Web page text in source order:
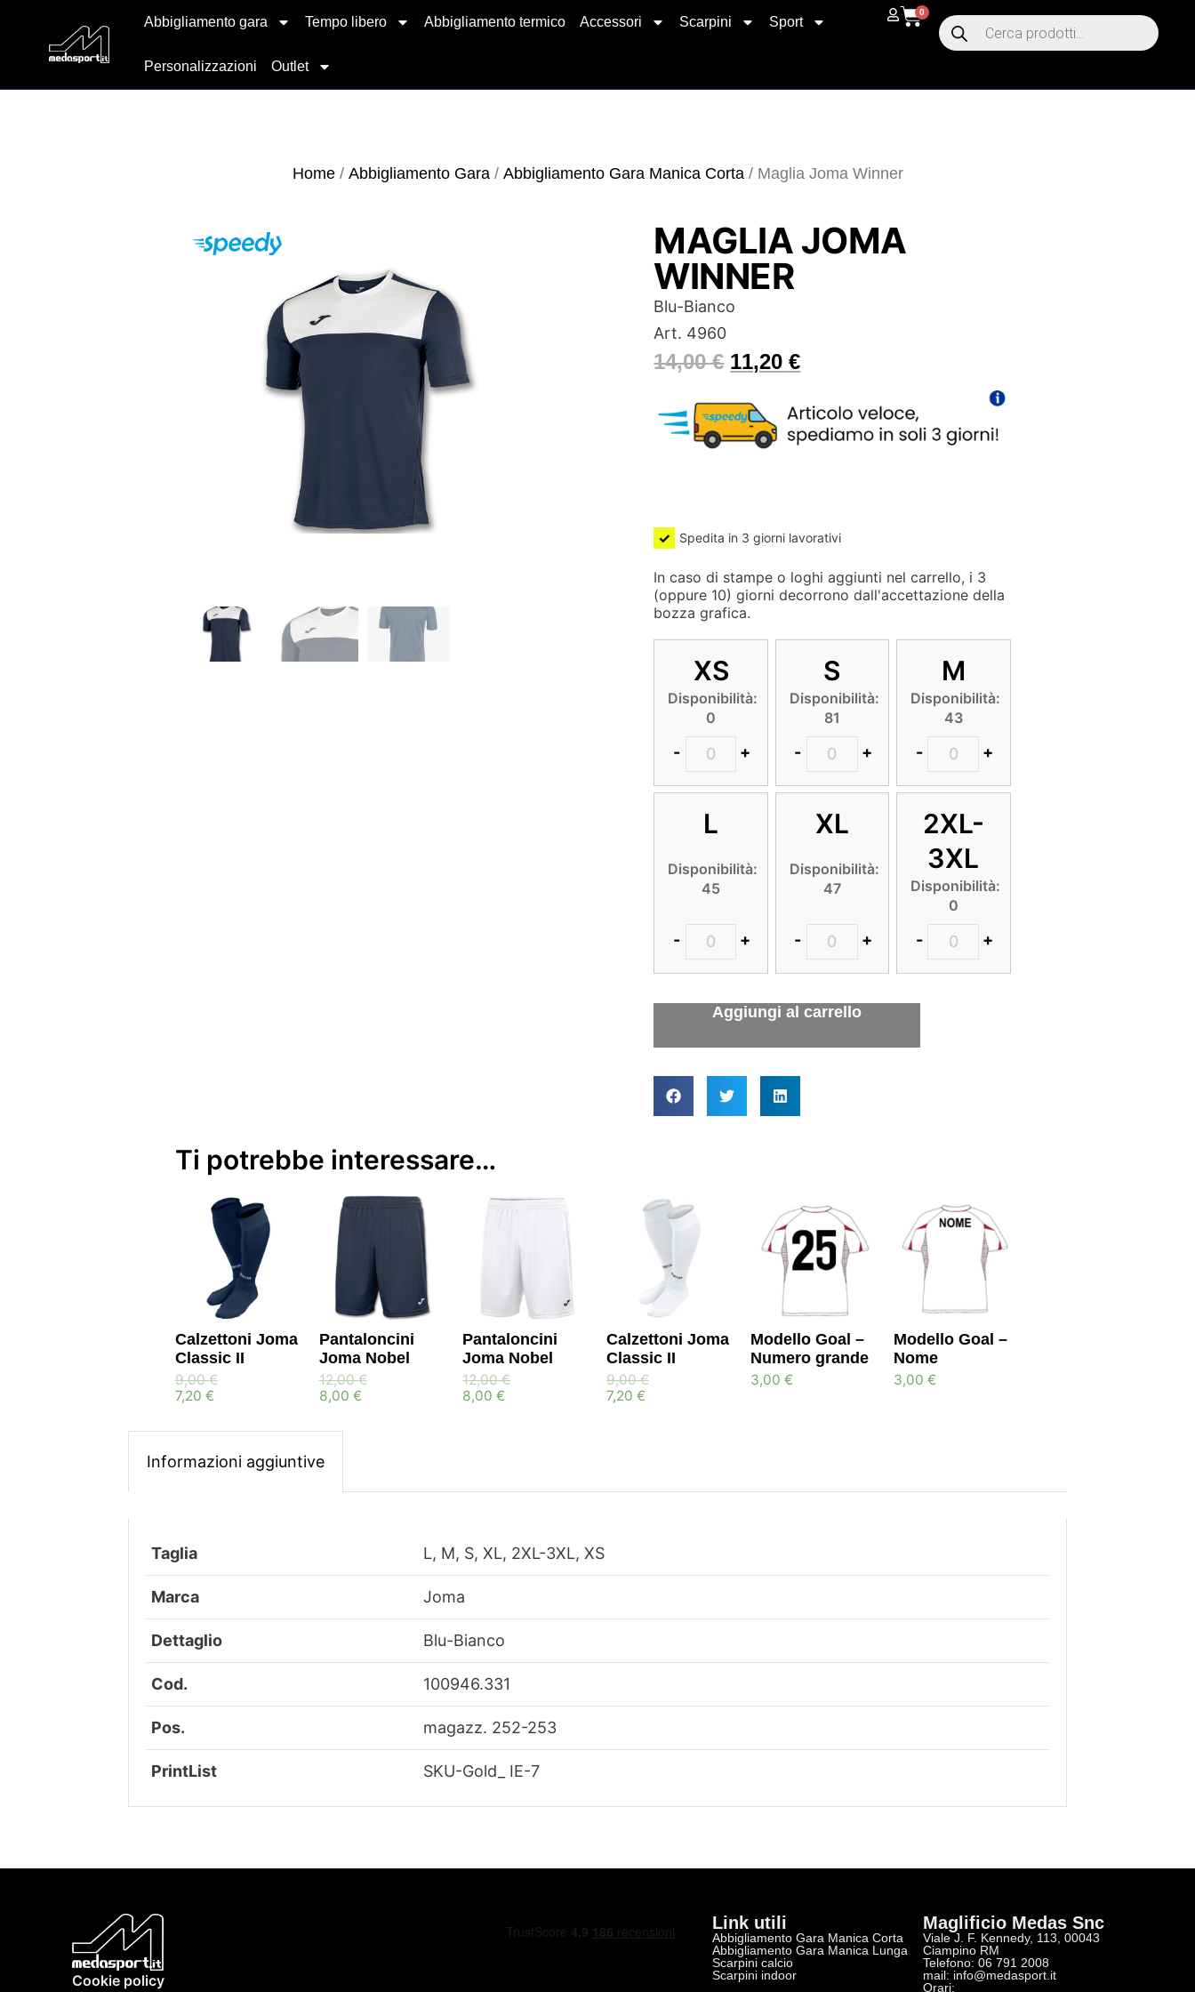
Abbigliamento gara Tempo libero Abbigliamento termico Accessori Scarpini Sport
Personalizzazioni Outlet
0
Home/ Abbigliamento Gara/ Abbigliamento Gara Manica Corta/ Maglia Joma Winner
MAGLIA JOMA
WINNER
Blu-Bianco
Art. 4960
14,00€ 11,20€
Spedita in 3 giorni lavorativi
In caso di stampe o loghi aggiunti nel carrello, i 3
(oppure 10) giorni decorrono dall'accettazione della
bozza grafica.
XS
Disponibilità:
0
- +
S
Disponibilità:
81
- +
M
Disponibilità:
43
- +
L
Disponibilità:
45
- +
XL
Disponibilità:
47
- +
2XL-
3XL
Disponibilità:
0
- +
Ti potrebbe interessare…
Calzettoni Joma
Classic II
9,00€
7,20 €
Pantaloncini
Joma Nobel
12,00€
8,00 €
Pantaloncini
Joma Nobel
12,00€
8,00€
Calzettoni Joma
Classic II
9,00€
7,20 €
Modello Goal –
Numero grande
3,00 €
Modello Goal –
Nome
3,00€
Informazioni aggiuntive
Taglia L, M, S, XL, 2XL-3XL, XS
Marca Joma
Dettaglio Blu-Bianco
Cod. 100946.331
Pos. magazz. 252-253
PrintList SKU-Gold_ IE-7
Cookie policy
Link utili
Abbigliamento Gara Manica Corta
Abbigliamento Gara Manica Lunga
Scarpini calcio
Scarpini indoor
Maglificio Medas Snc
Viale J. F. Kennedy, 113, 00043
Ciampino RM
Telefono: 06 791 2008
mail: info@medasport.it
Orari: